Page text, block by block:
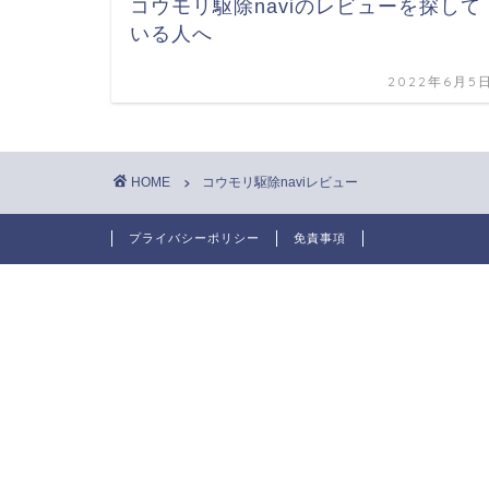
コウモリ駆除naviのレビューを探して
いる人へ
2022年6月5
HOME コウモリ駆除naviレビュー
プライバシーポリシー 免責事項